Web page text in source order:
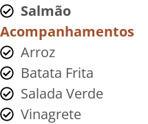
Salmão
Acompanhamentos
Arroz
Batata Frita
Salada Verde
Vinagrete